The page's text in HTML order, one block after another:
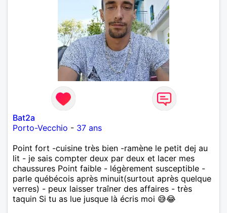
Bat2a
Porto-Vecchio - 37 ans
Point fort -cuisine très bien -ramène le petit dej au
lit - je sais compter deux par deux et lacer mes
chaussures Point faible - légèrement susceptible -
parle québécois après minuit(surtout après quelque
verres) - peux laisser traîner des affaires - très
taquin Si tu as lue jusque là écris moi 😅😂